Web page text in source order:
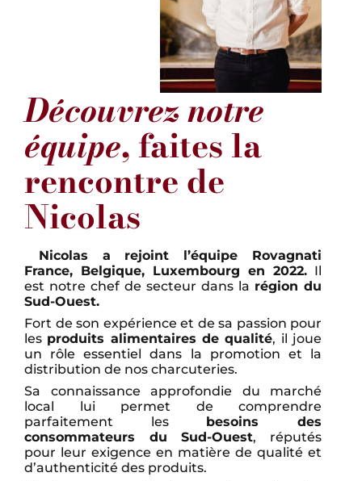
Découvrez notre
équipe, faites la
rencontre de
Nicolas
Nicolas a rejoint l’équipe Rovagnati
France, Belgique, Luxembourg en 2022. Il
est notre chef de secteur dans la région du
Sud-Ouest.
Fort de son expérience et de sa passion pour
les produits alimentaires de qualité, il joue
un rôle essentiel dans la promotion et la
distribution de nos charcuteries.
Sa connaissance approfondie du marché
local lui permet de comprendre
parfaitement les besoins des
consommateurs du Sud-Ouest, réputés
pour leur exigence en matière de qualité et
d’authenticité des produits.